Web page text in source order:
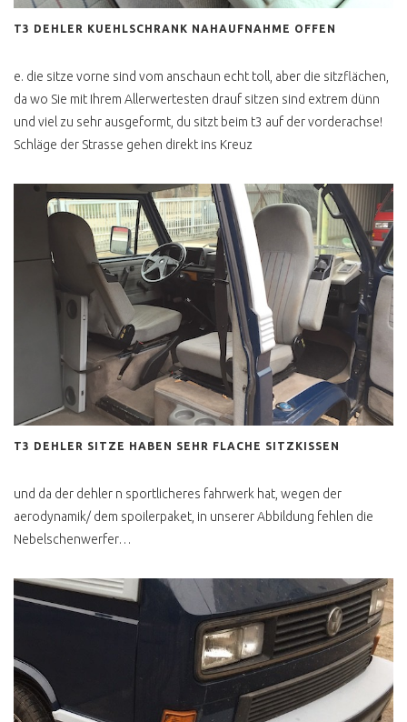
T3 DEHLER KUEHLSCHRANK NAHAUFNAHME OFFEN
e. die sitze vorne sind vom anschaun echt toll, aber die sitzflächen,
da wo Sie mit Ihrem Allerwertesten drauf sitzen sind extrem dünn
und viel zu sehr ausgeformt, du sitzt beim t3 auf der vorderachse!
Schläge der Strasse gehen direkt ins Kreuz
T3 DEHLER SITZE HABEN SEHR FLACHE SITZKISSEN
und da der dehler n sportlicheres fahrwerk hat, wegen der
aerodynamik/ dem spoilerpaket, in unserer Abbildung fehlen die
Nebelschenwerfer…